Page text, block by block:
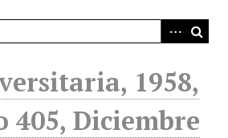
1958,
405, Diciembre